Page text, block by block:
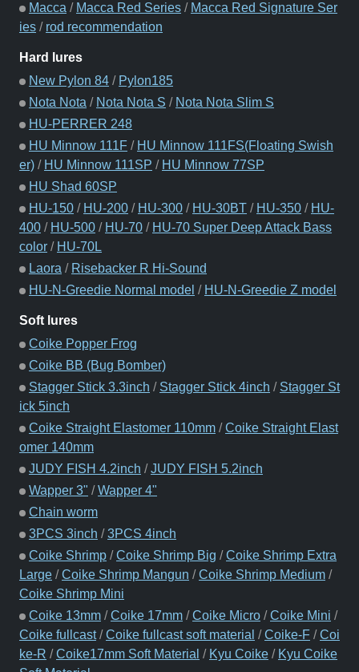
Macca / Macca Red Series / Macca Red Signature Ser
ies / rod recommendation
Hard lures
New Pylon 84 / Pylon185
Nota Nota / Nota Nota S / Nota Nota Slim S
HU-PERRER 248
HU Minnow 111F / HU Minnow 111FS(Floating Swish
er) / HU Minnow 111SP / HU Minnow 77SP
HU Shad 60SP
HU-150 / HU-200 / HU-300 / HU-30BT / HU-350 / HU-
400 / HU-500 / HU-70 / HU-70 Super Deep Attack Bass
color / HU-70L
Laora / Risebacker R Hi-Sound
HU-N-Greedie Normal model / HU-N-Greedie Z model
Soft lures
Coike Popper Frog
Coike BB (Bug Bomber)
Stagger Stick 3.3inch / Stagger Stick 4inch / Stagger St
ick 5inch
Coike Straight Elastomer 110mm /Coike Straight Elast
omer 140mm
JUDY FISH 4.2inch /JUDY FISH 5.2inch
Wapper 3" /Wapper 4"
Chain worm
3PCS 3inch /3PCS 4inch
Coike Shrimp /Coike Shrimp Big /Coike Shrimp Extra
Large /Coike Shrimp Mangun /Coike Shrimp Medium /
Coike Shrimp Mini
Coike 13mm /Coike 17mm /Coike Micro /Coike Mini /
Coike fullcast/Coike fullcast soft material /Coike-F /Coi
ke-R /Coike17mm Soft Material / Kyu Coike / Kyu Coike